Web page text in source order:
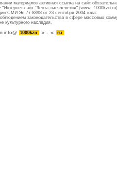
материалов активная ссылка на сайт
"Интернет-сайт "Лента тысячелетия" (www. 1000kzn.ru)
СМИ Эл 77-8898 от 23 сентября 2004 года.
законодательства в сфере массовых
культурного наследия.
info@ 1000kzn . ru